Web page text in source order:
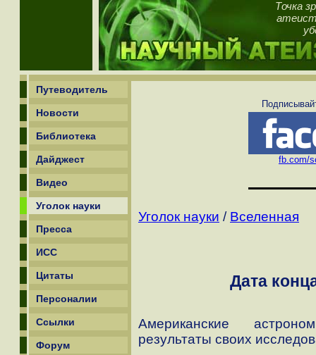
Точка
Путеводитель
Новости
Библиотека
Дайджест
Видео
Уголок науки
Пресса
ИСС
Цитаты
Персоналии
Ссылки
Форум
fb.com/
Уголок науки / Вселенная
Дата
Американские
результаты своих